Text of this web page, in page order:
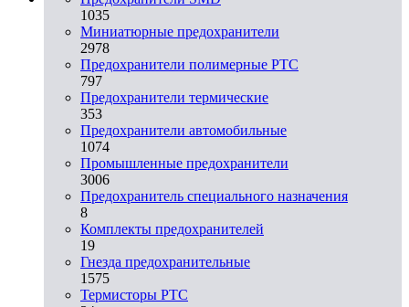
1035
Миниатюрные предохранители
2978
Предохранители полимерные PTC
797
Предохранители термические
353
Предохранители автомобильные
1074
Промышленные предохранители
3006
Предохранитель специального назначения
8
Комплекты предохранителей
19
Гнезда предохранительные
1575
Термисторы PTC